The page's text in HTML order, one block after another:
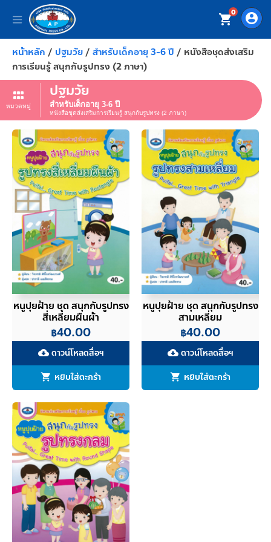
account_circle
shopping_cart0
หน้าหลัก / ปฐมวัย/ สำหรับเด็กอายุ 3-6 ปี / หนังสือชุดส่งเสริม
การเรียนรู้ สนุกกับรูปทรง (2 ภาษา)
หมวดหมู่
ปฐมวัย
สำหรับเด็กอายุ 3-6 ปี
หนังสือชุดส่งเสริมการเรียนรู้ สนุกกับรูปทรง (2 ภาษา)
หนูปุยฝ้าย ชุด สนุกกับรูปทรง
สี่เหลี่ยมผืนผ้า
฿40.00
cloud_downloadดาวน์โหลดสื่อฯ
หยิบใส่ตะกร้า
หนูปุยฝ้าย ชุด สนุกกับรูปทรง
สามเหลี่ยม
฿40.00
cloud_downloadดาวน์โหลดสื่อฯ
หยิบใส่ตะกร้า